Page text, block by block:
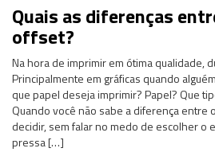
Quais as diferenças
offset?
Na hora de imprimir em ótima qualidade,
Principalmente em gráficas quando
que papel deseja imprimir? Papel? Que
Quando você não sabe a diferença entre
decidir, sem falar no medo de escolher o
pressa […]